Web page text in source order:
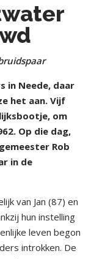
in Neede, daar
het aan. Vijf
om
Op die dag,
Rob
in de
van Jan (87) en
hun instelling
leven begon
introkken. De